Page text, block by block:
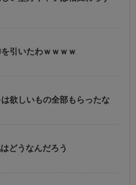
引いたわｗｗｗｗ
は欲しいもの全部もらったな
どうなんだろう